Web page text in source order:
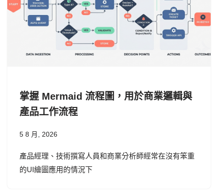
掌握 Mermaid 流程圖，用於商業邏輯與
產品工作流程
5 8 月, 2026
產品經理、技術撰寫人員和商業分析師經常在沒有笨重
的UI繪圖應用的情況下